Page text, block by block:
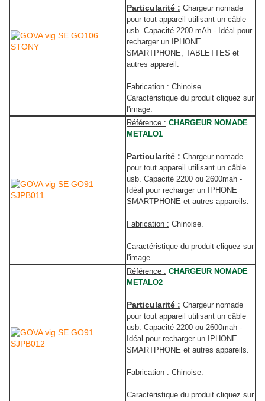
Particularité : Chargeur nomade
pour tout appareil utilisant un câble
usb. Capacité 2200 mAh - Idéal pour
recharger un IPHONE
SMARTPHONE, TABLETTES et
autres appareil .
Fabrication : Chinoise.
Caractéristique du produit cliquez sur
l'image.
Référence : CHARGEUR NOMADE
METALO1
Particularité : Chargeur nomade
pour tout appareil utilisant un câble
usb. Capacité 2200 ou 2600mah -
Idéal pour recharger un IPHONE
SMARTPHONE et autres appareils.
Fabrication : Chinoise.
Caractéristique du produit cliquez sur
l'image.
Référence : CHARGEUR NOMADE
METALO2
Particularité : Chargeur nomade
pour tout appareil utilisant un câble
usb. Capacité 2200 ou 2600mah -
Idéal pour recharger un IPHONE
SMARTPHONE et autres appareils.
Fabrication : Chinoise.
Caractéristique du produit cliquez sur